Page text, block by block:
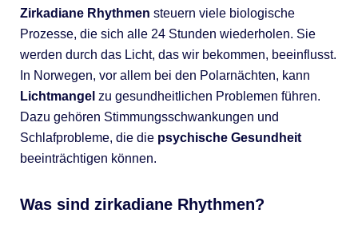
Zirkadiane Rhythmen steuern viele biologische
Prozesse, die sich alle 24 Stunden wiederholen. Sie
werden durch das Licht, das wir bekommen, beeinflusst.
In Norwegen, vor allem bei den Polarnächten, kann
Lichtmangel zu gesundheitlichen Problemen führen.
Dazu gehören Stimmungsschwankungen und
Schlafprobleme, die die psychische Gesundheit
beeinträchtigen können.
Was sind zirkadiane Rhythmen?